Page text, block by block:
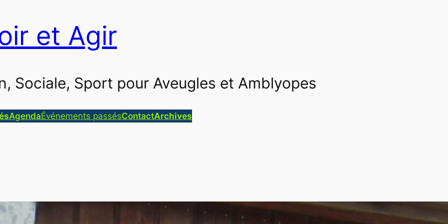
et Agir
Sociale, Sport pour Aveugles et Amblyopes
AgendaÉvénements passésContactArchives